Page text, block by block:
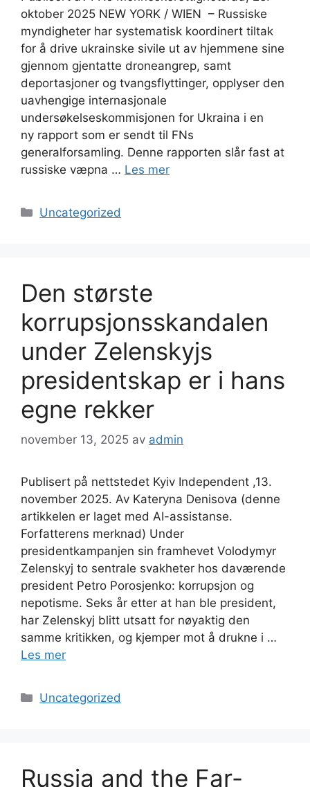
oktober 2025 NEW YORK / WIEN – Russiske
myndigheter har systematisk koordinert tiltak
for å drive ukrainske sivile ut av hjemmene sine
gjennom gjentatte droneangrep, samt
deportasjoner og tvangsflyttinger, opplyser den
uavhengige internasjonale
undersøkelseskommisjonen for Ukraina i en
ny rapport som er sendt til FNs
generalforsamling. Denne rapporten slår fast at
russiske væpna … Les mer
Kategorier
Uncategorized
Den største
korrupsjonsskandalen
under Zelenskyjs
presidentskap er i hans
egne rekker
november 13, 2025 av admin
Publisert på nettstedet Kyiv Independent ,13.
november 2025. Av Kateryna Denisova (denne
artikkelen er laget med AI-assistanse.
Forfatterens merknad) Under
presidentkampanjen sin framhevet Volodymyr
Zelenskyj to sentrale svakheter hos daværende
president Petro Porosjenko: korrupsjon og
nepotisme. Seks år etter at han ble president,
har Zelenskyj blitt utsatt for nøyaktig den
samme kritikken, og kjemper mot å drukne i …
Les mer
Kategorier
Uncategorized
Russia and the Far-